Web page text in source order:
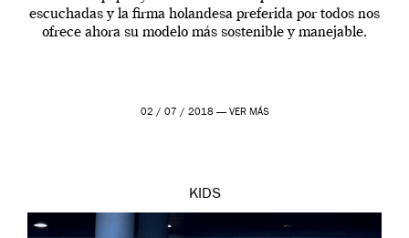
escuchadas y la firma holandesa preferida por todos nos
ofrece ahora su modelo más sostenible y manejable.
02 / 07 / 2018 — VER MÁS
KIDS